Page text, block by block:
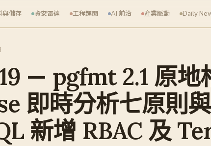
與儲存 資安雷達 工程趣聞 AI 前沿 產業脈動 Daily
— pgfmt 2.1 原地
即時分析七原則
新增 RBAC 及